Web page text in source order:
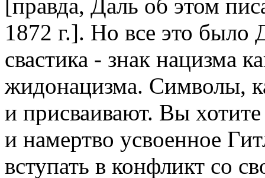
[правда, Даль об этом
1872 г.]. Но все это
свастика - знак нацизма
жидонацизма. Символы,
и присваивают. Вы
и намертво усвоенное
вступать в конфликт со